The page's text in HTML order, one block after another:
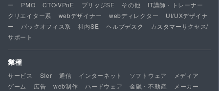
ー
PMO CTO/VPoE ブリッジSE その他
IT講師・トレーナー
クリエイター系
webデザイナー webディレクター
UI/UXデザイナ
ー
バックオフィス系 社内SE ヘルプデスク
カスタマーサクセス/
サポート
業種
サービス SIer 通信 インターネット ソフトウェア
メディア
ゲーム
広告 web制作 ハードウェア 金融・不動産
メーカー